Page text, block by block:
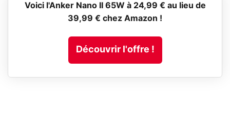
Voici l'Anker Nano II 65W à 24,99 € au lieu de
39,99 € chez Amazon !
Découvrir l'offre !